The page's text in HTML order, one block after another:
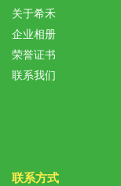
关于希禾
企业相册
荣誉证书
联系我们
联系方式